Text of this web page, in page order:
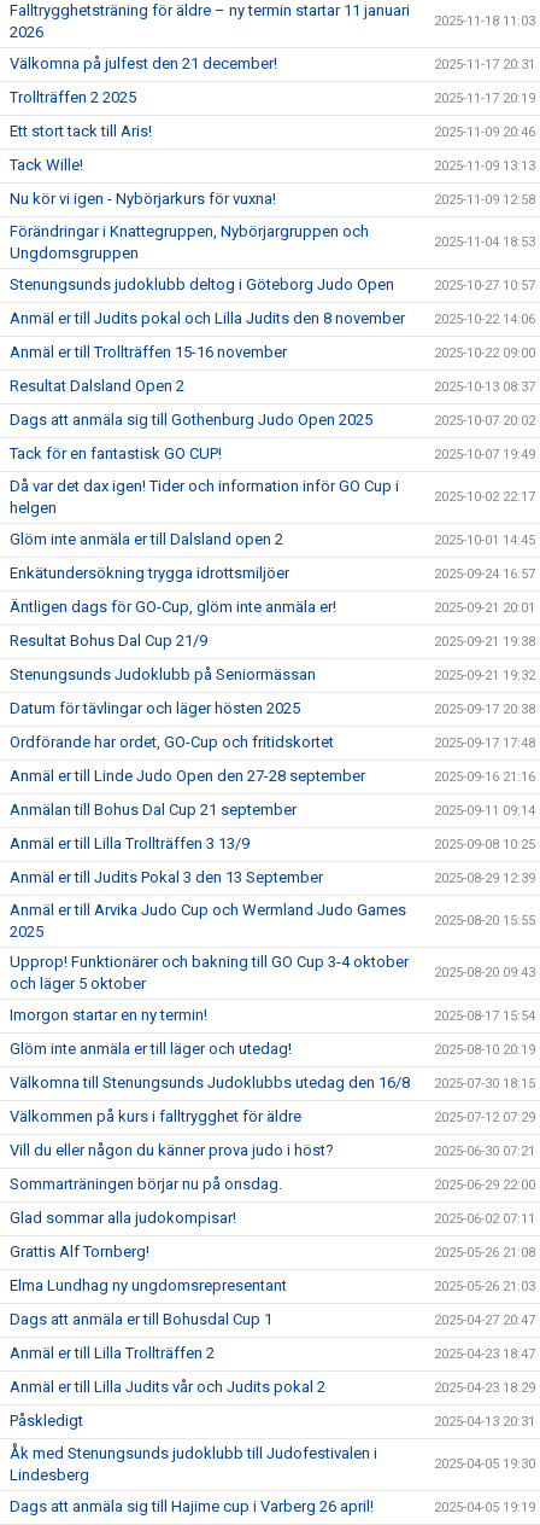
Falltrygghetsträning för äldre – ny termin startar 11 januari
2026
2025-11-18 11:03
Välkomna på julfest den 21 december! 2025-11-17 20:31
Trollträffen 2 2025 2025-11-17 20:19
Ett stort tack till Aris! 2025-11-09 20:46
Tack Wille! 2025-11-09 13:13
Nu kör vi igen - Nybörjarkurs för vuxna! 2025-11-09 12:58
Förändringar i Knattegruppen, Nybörjargruppen och
Ungdomsgruppen
2025-11-04 18:53
Stenungsunds judoklubb deltog i Göteborg Judo Open 2025-10-27 10:57
Anmäl er till Judits pokal och Lilla Judits den 8 november 2025-10-22 14:06
Anmäl er till Trollträffen 15-16 november 2025-10-22 09:00
Resultat Dalsland Open 2 2025-10-13 08:37
Dags att anmäla sig till Gothenburg Judo Open 2025 2025-10-07 20:02
Tack för en fantastisk GO CUP! 2025-10-07 19:49
Då var det dax igen! Tider och information inför GO Cup i
helgen
2025-10-02 22:17
Glöm inte anmäla er till Dalsland open 2 2025-10-01 14:45
Enkätundersökning trygga idrottsmiljöer 2025-09-24 16:57
Äntligen dags för GO-Cup, glöm inte anmäla er! 2025-09-21 20:01
Resultat Bohus Dal Cup 21/9 2025-09-21 19:38
Stenungsunds Judoklubb på Seniormässan 2025-09-21 19:32
Datum för tävlingar och läger hösten 2025 2025-09-17 20:38
Ordförande har ordet, GO-Cup och fritidskortet 2025-09-17 17:48
Anmäl er till Linde Judo Open den 27-28 september 2025-09-16 21:16
Anmälan till Bohus Dal Cup 21 september 2025-09-11 09:14
Anmäl er till Lilla Trollträffen 3 13/9 2025-09-08 10:25
Anmäl er till Judits Pokal 3 den 13 September 2025-08-29 12:39
Anmäl er till Arvika Judo Cup och Wermland Judo Games
2025
2025-08-20 15:55
Upprop! Funktionärer och bakning till GO Cup 3-4 oktober
och läger 5 oktober
2025-08-20 09:43
Imorgon startar en ny termin! 2025-08-17 15:54
Glöm inte anmäla er till läger och utedag! 2025-08-10 20:19
Välkomna till Stenungsunds Judoklubbs utedag den 16/8 2025-07-30 18:15
Välkommen på kurs i falltrygghet för äldre 2025-07-12 07:29
Vill du eller någon du känner prova judo i höst? 2025-06-30 07:21
Sommarträningen börjar nu på onsdag. 2025-06-29 22:00
Glad sommar alla judokompisar! 2025-06-02 07:11
Grattis Alf Tornberg! 2025-05-26 21:08
Elma Lundhag ny ungdomsrepresentant 2025-05-26 21:03
Dags att anmäla er till Bohusdal Cup 1 2025-04-27 20:47
Anmäl er till Lilla Trollträffen 2 2025-04-23 18:47
Anmäl er till Lilla Judits vår och Judits pokal 2 2025-04-23 18:29
Påskledigt 2025-04-13 20:31
Åk med Stenungsunds judoklubb till Judofestivalen i
Lindesberg
2025-04-05 19:30
Dags att anmäla sig till Hajime cup i Varberg 26 april! 2025-04-05 19:19